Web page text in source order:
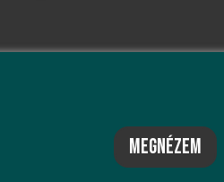
megnézem